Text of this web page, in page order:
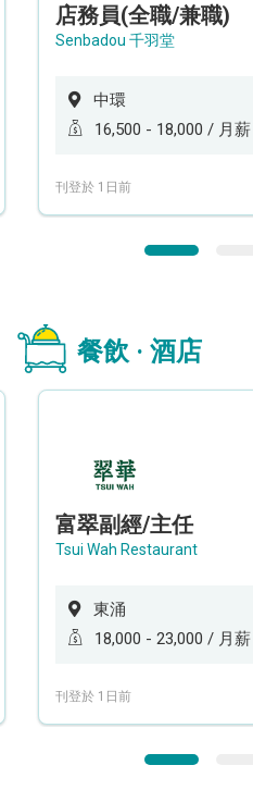
店務員(全職/兼職)
Senbadou 千羽堂
中環
16,500 - 18,000 / 月薪
刊登於 1日前
餐飲 · 酒店
富翠副經/主任
Tsui Wah Restaurant
東涌
18,000 - 23,000 / 月薪
刊登於 1日前